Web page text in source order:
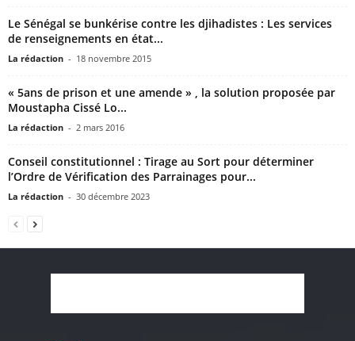
Le Sénégal se bunkérise contre les djihadistes : Les services
de renseignements en état...
La rédaction - 18 novembre 2015
« 5ans de prison et une amende » , la solution proposée par
Moustapha Cissé Lo...
La rédaction - 2 mars 2016
Conseil constitutionnel : Tirage au Sort pour déterminer
l’Ordre de Vérification des Parrainages pour...
La rédaction - 30 décembre 2023